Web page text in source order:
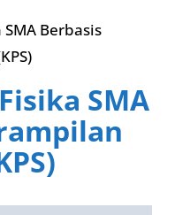
Berbasis
SMA